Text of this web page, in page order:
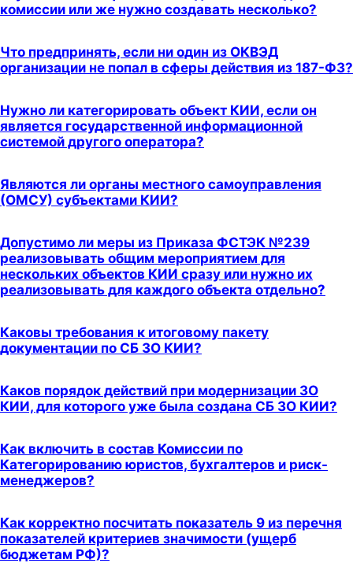
комиссии или же нужно создавать несколько?
Что предпринять, если ни один из ОКВЭД
организации не попал в сферы действия из 187-ФЗ?
Нужно ли категорировать объект КИИ, если он
является государственной информационной
системой другого оператора?
Являются ли органы местного самоуправления
(ОМСУ) субъектами КИИ?
Допустимо ли меры из Приказа ФСТЭК №239
реализовывать общим мероприятием для
нескольких объектов КИИ сразу или нужно их
реализовывать для каждого объекта отдельно?
Каковы требования к итоговому пакету
документации по СБ ЗО КИИ?
Каков порядок действий при модернизации ЗО
КИИ, для которого уже была создана СБ ЗО КИИ?
Как включить в состав Комиссии по
Категорированию юристов, бухгалтеров и риск-
менеджеров?
Как корректно посчитать показатель 9 из перечня
показателей критериев значимости (ущерб
бюджетам РФ)?